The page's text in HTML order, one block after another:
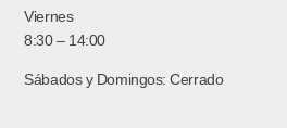
Viernes
8:30 – 14:00
Sábados y Domingos: Cerrado